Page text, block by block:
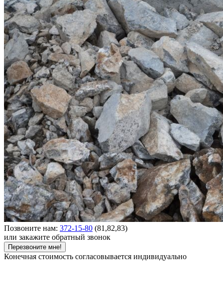
Позвоните нам: 372-15-80 (81,82,83)
или закажите обратный звонок
Перезвоните мне!
Конечная стоимость согласовывается индивидуально